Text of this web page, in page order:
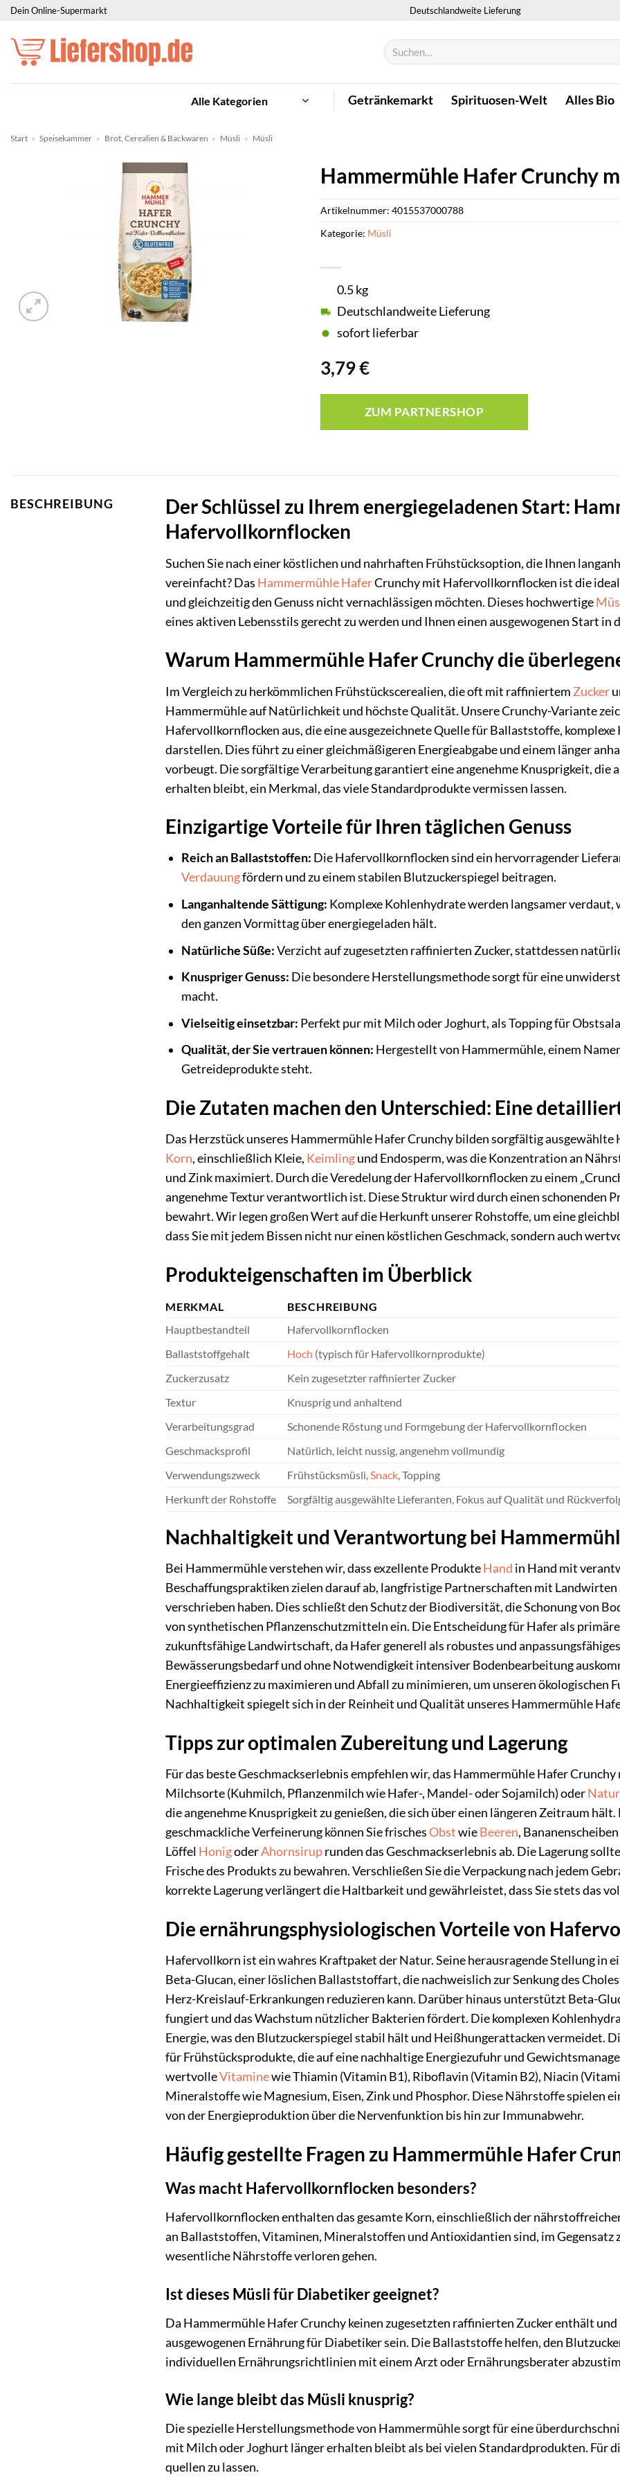
Zum
springen
Dein Online-Supermarkt Deutschlandweite Lieferung
Suchen
nach:
Alle Kategorien Getränkemarkt Spirituosen-Welt Alles Bio
Start » Speisekammer » Brot, Cerealien & Backwaren » Müsli » Müsli
Hammermühle Hafer Crunchy
3,79€
0.5 kg
Deutschlandweite Lieferung
sofort lieferbar
ZUM PARTNERSHOP
Artikelnummer: 4015537000788
Kategorie: Müsli
BESCHREIBUNG
Der Schlüssel zu Ihrem energiegeladenen Start:
Hafervollkornflocken
Suchen Sie nach einer köstlichen und nahrhaften Frühstücksoption, die Ihnen
vereinfacht? Das HammermühleHaferCrunchy mit Hafervollkornflocken ist die
und gleichzeitig den Genuss nicht vernachlässigen möchten. Dieses hochwertige
eines aktiven Lebensstils gerecht zu werden und Ihnen einen ausgewogenen Start in
Warum Hammermühle Hafer Crunchy die
Im Vergleich zu herkömmlichen Frühstückscerealien, die oft mit raffiniertem Zucker
Hammermühle auf Natürlichkeit und höchste Qualität. Unsere Crunchy-Variante
Hafervollkornflocken aus, die eine ausgezeichnete Quelle für Ballaststoffe,
darstellen. Dies führt zu einer gleichmäßigeren Energieabgabe und einem länger
vorbeugt. Die sorgfältige Verarbeitung garantiert eine angenehme Knusprigkeit, die
erhalten bleibt, ein Merkmal, das viele Standardprodukte vermissen lassen.
Einzigartige Vorteile für Ihren täglichen Genuss
Reich an Ballaststoffen: Die Hafervollkornflocken sind ein hervorragender
Verdauungfördern und zu einem stabilen Blutzuckerspiegel beitragen.
Langanhaltende Sättigung: Komplexe Kohlenhydrate werden langsamer
den ganzen Vormittag über energiegeladen hält.
Natürliche Süße:Verzicht auf zugesetzten raffinierten Zucker, stattdessen
Knuspriger Genuss: Die besondere Herstellungsmethode sorgt für eine
macht.
Vielseitig einsetzbar: Perfekt pur mit Milch oder Joghurt, als Topping für
Qualität, der Sie vertrauen können: Hergestellt von Hammermühle, einem
Getreideprodukte steht.
Die Zutaten machen den Unterschied: Eine
Das Herzstück unseres Hammermühle Hafer Crunchy bilden sorgfältig
Korn, einschließlich Kleie, Keimlingund Endosperm, was die Konzentration an
und Zink maximiert. Durch die Veredelung der Hafervollkornflocken zu einem
angenehme Textur verantwortlich ist. Diese Struktur wird durch einen schonenden
bewahrt. Wir legen großen Wert auf die Herkunft unserer Rohstoffe, um eine
dass Sie mit jedem Bissen nicht nur einen köstlichen Geschmack, sondern auch
Produkteigenschaften im Überblick
MERKMAL
BESCHREIBUNG
Hauptbestandteil
Hafervollkornflocken
Ballaststoffgehalt
Hoch (typisch für Hafervollkornprodukte)
Zuckerzusatz
Kein zugesetzter raffinierter Zucker
Textur
Knusprig und anhaltend
Verarbeitungsgrad
Schonende Röstung und Formgebung der Hafervollkornflocken
Geschmacksprofil
Natürlich, leicht nussig, angenehm vollmundig
Verwendungszweck
Frühstücksmüsli,Snack, Topping
Herkunft der Rohstoffe
Sorgfältig ausgewählte Lieferanten, Fokus auf Qualität und
Nachhaltigkeit und Verantwortung bei
Bei Hammermühle verstehen wir, dass exzellente ProdukteHand in Hand mit
Beschaffungspraktiken zielen darauf ab, langfristige Partnerschaften mit
verschrieben haben. Dies schließt den Schutz der Biodiversität, die Schonung von
von synthetischen Pflanzenschutzmitteln ein. Die Entscheidung für Hafer als
zukunftsfähige Landwirtschaft, da Hafer generell als robustes und anpassungsfähiges
Bewässerungsbedarf und ohne Notwendigkeit intensiver Bodenbearbeitung
Energieeffizienz zu maximieren und Abfall zu minimieren, um unseren
Nachhaltigkeit spiegelt sich in der Reinheit und Qualität unseres Hammermühle
Tipps zur optimalen Zubereitung und Lagerung
Für das beste Geschmackserlebnis empfehlen wir, das Hammermühle Hafer
Milchsorte (Kuhmilch, Pflanzenmilch wie Hafer-, Mandel- oder Sojamilch) oder
die angenehme Knusprigkeit zu genießen, die sich über einen längeren Zeitraum
geschmackliche Verfeinerung können Sie frischesObstwieBeeren,
Löffel HonigoderAhornsiruprunden das Geschmackserlebnis ab. Die Lagerung
Frische des Produkts zu bewahren. Verschließen Sie die Verpackung nach jedem
korrekte Lagerung verlängert die Haltbarkeit und gewährleistet, dass Sie stets das
Die ernährungsphysiologischen Vorteile von
Hafervollkorn ist ein wahres Kraftpaket der Natur. Seine herausragende Stellung in
Beta-Glucan, einer löslichen Ballaststoffart, die nachweislich zur Senkung des
Herz-Kreislauf-Erkrankungen reduzieren kann. Darüber hinaus unterstützt Beta-
fungiert und das Wachstum nützlicher Bakterien fördert. Die komplexen
Energie, was den Blutzuckerspiegel stabil hält und Heißhungerattacken vermeidet.
für Frühstücksprodukte, die auf eine nachhaltige Energiezufuhr und
wertvolleVitaminewie Thiamin (Vitamin B1), Riboflavin (Vitamin B2), Niacin
Mineralstoffe wie Magnesium, Eisen, Zink und Phosphor. Diese Nährstoffe spielen
von der Energieproduktion über die Nervenfunktion bis hin zur Immunabwehr.
Häufig gestellte Fragen zu Hammermühle Hafer
Was macht Hafervollkornflocken besonders?
Hafervollkornflocken enthalten das gesamte Korn, einschließlich der
an Ballaststoffen, Vitaminen, Mineralstoffen und Antioxidantien sind, im
wesentliche Nährstoffe verloren gehen.
Ist dieses Müsli für Diabetiker geeignet?
Da Hammermühle Hafer Crunchy keinen zugesetzten raffinierten Zucker enthält
ausgewogenen Ernährung für Diabetiker sein. Die Ballaststoffe helfen, den
individuellen Ernährungsrichtlinien mit einem Arzt oder Ernährungsberater
Wie lange bleibt das Müsli knusprig?
Die spezielle Herstellungsmethode von Hammermühle sorgt für eine
mit Milch oder Joghurt länger erhalten bleibt als bei vielen Standardprodukten. Für
quellen zu lassen.